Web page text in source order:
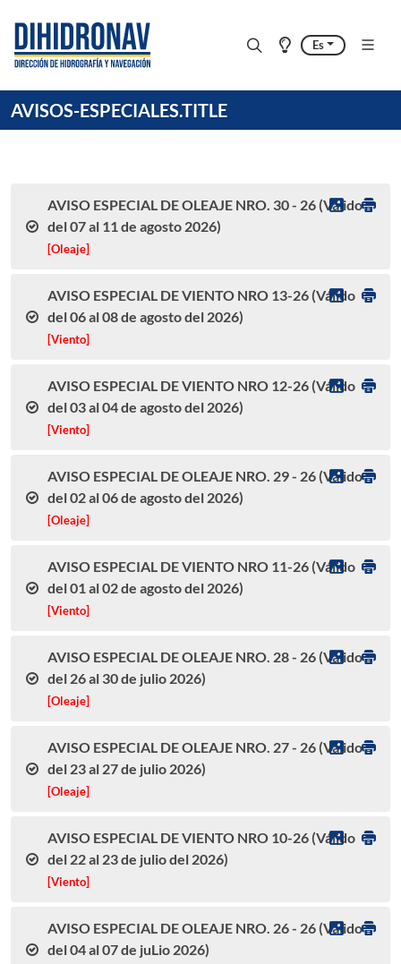
Es
AVISOS-ESPECIALES.TITLE
AVISO ESPECIAL DE OLEAJE NRO. 30 - 26 (Válido
del 07 al 11 de agosto 2026)
[Oleaje]
AVISO ESPECIAL DE VIENTO NRO 13-26 (Válido
del 06 al 08 de agosto del 2026)
[Viento]
AVISO ESPECIAL DE VIENTO NRO 12-26 (Válido
del 03 al 04 de agosto del 2026)
[Viento]
AVISO ESPECIAL DE OLEAJE NRO. 29 - 26 (Válido
del 02 al 06 de agosto del 2026)
[Oleaje]
AVISO ESPECIAL DE VIENTO NRO 11-26 (Válido
del 01 al 02 de agosto del 2026)
[Viento]
AVISO ESPECIAL DE OLEAJE NRO. 28 - 26 (Válido
del 26 al 30 de julio 2026)
[Oleaje]
AVISO ESPECIAL DE OLEAJE NRO. 27 - 26 (Válido
del 23 al 27 de julio 2026)
[Oleaje]
AVISO ESPECIAL DE VIENTO NRO 10-26 (Válido
del 22 al 23 de julio del 2026)
[Viento]
AVISO ESPECIAL DE OLEAJE NRO. 26 - 26 (Válido
del 04 al 07 de juLio 2026)